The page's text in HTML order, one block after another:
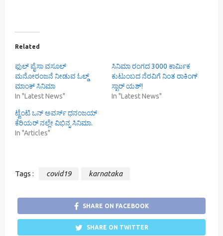
Related
ಫುಲ್ ಪೈಸಾ ವಸೂಲ್
ಮನೋರಂಜನೆ ನೀಡುವ ಓಲ್ಡ್
ಮಾಂಕ್ ಸಿನಿಮಾ
In "Latest News"
ಸಿನಿಮಾ ರಂಗದ 3000 ಕಾರ್ಮಿಕ
ಕುಟುಂಬದ ನೆರವಿಗೆ ನಿಂತ ರಾಕಿಂಗ್
ಸ್ಟಾರ್ ಯಶ್!
In "Latest News"
ಟ್ವೆಂಟಿ ಒನ್ ಅವರ್ಸ್ ಧನಂಜಯ್
ಕೆರಿಯರ್ ನಲ್ಲೇ ವಿಭಿನ್ನ ಸಿನಿಮಾ.
In "Articles"
Tags : covid19 karnataka
SHARE ON FACEBOOK
SHARE ON TWITTER